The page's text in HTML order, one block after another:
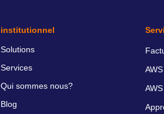
institutionnel
Solutions
Services
Qui sommes nous?
Blog